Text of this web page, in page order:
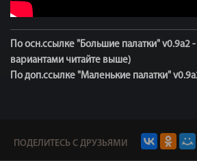
По осн.ссылке "Большие палатки" v0.9а2
вариантами читайте выше)
По доп.ссылке "Маленькие палатки"
ПОДЕЛИТЕСЬ С ДРУЗЬЯМИ